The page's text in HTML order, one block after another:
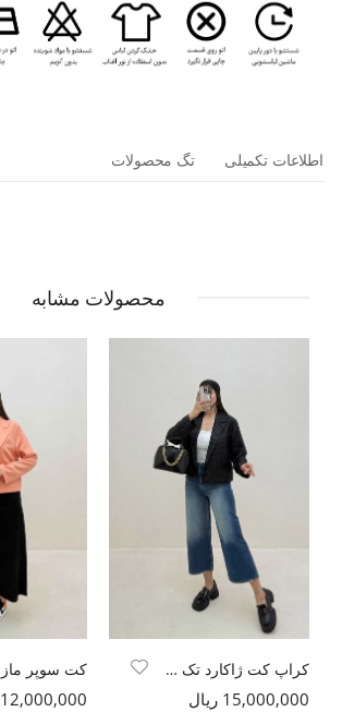
اطلاعات تکمیلی تگ محصولات
محصولات مشابه
کراپ کت ژاکارد تک دکمه طرح بتجقه
15,000,000 ریال 12,000,000 ریال